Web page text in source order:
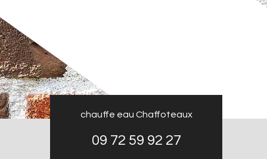
chauffe eau Chaffoteaux
09 72 59 92 27